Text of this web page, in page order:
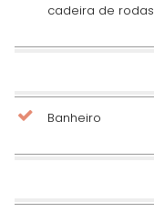
cadeira de rodas
Banheiro